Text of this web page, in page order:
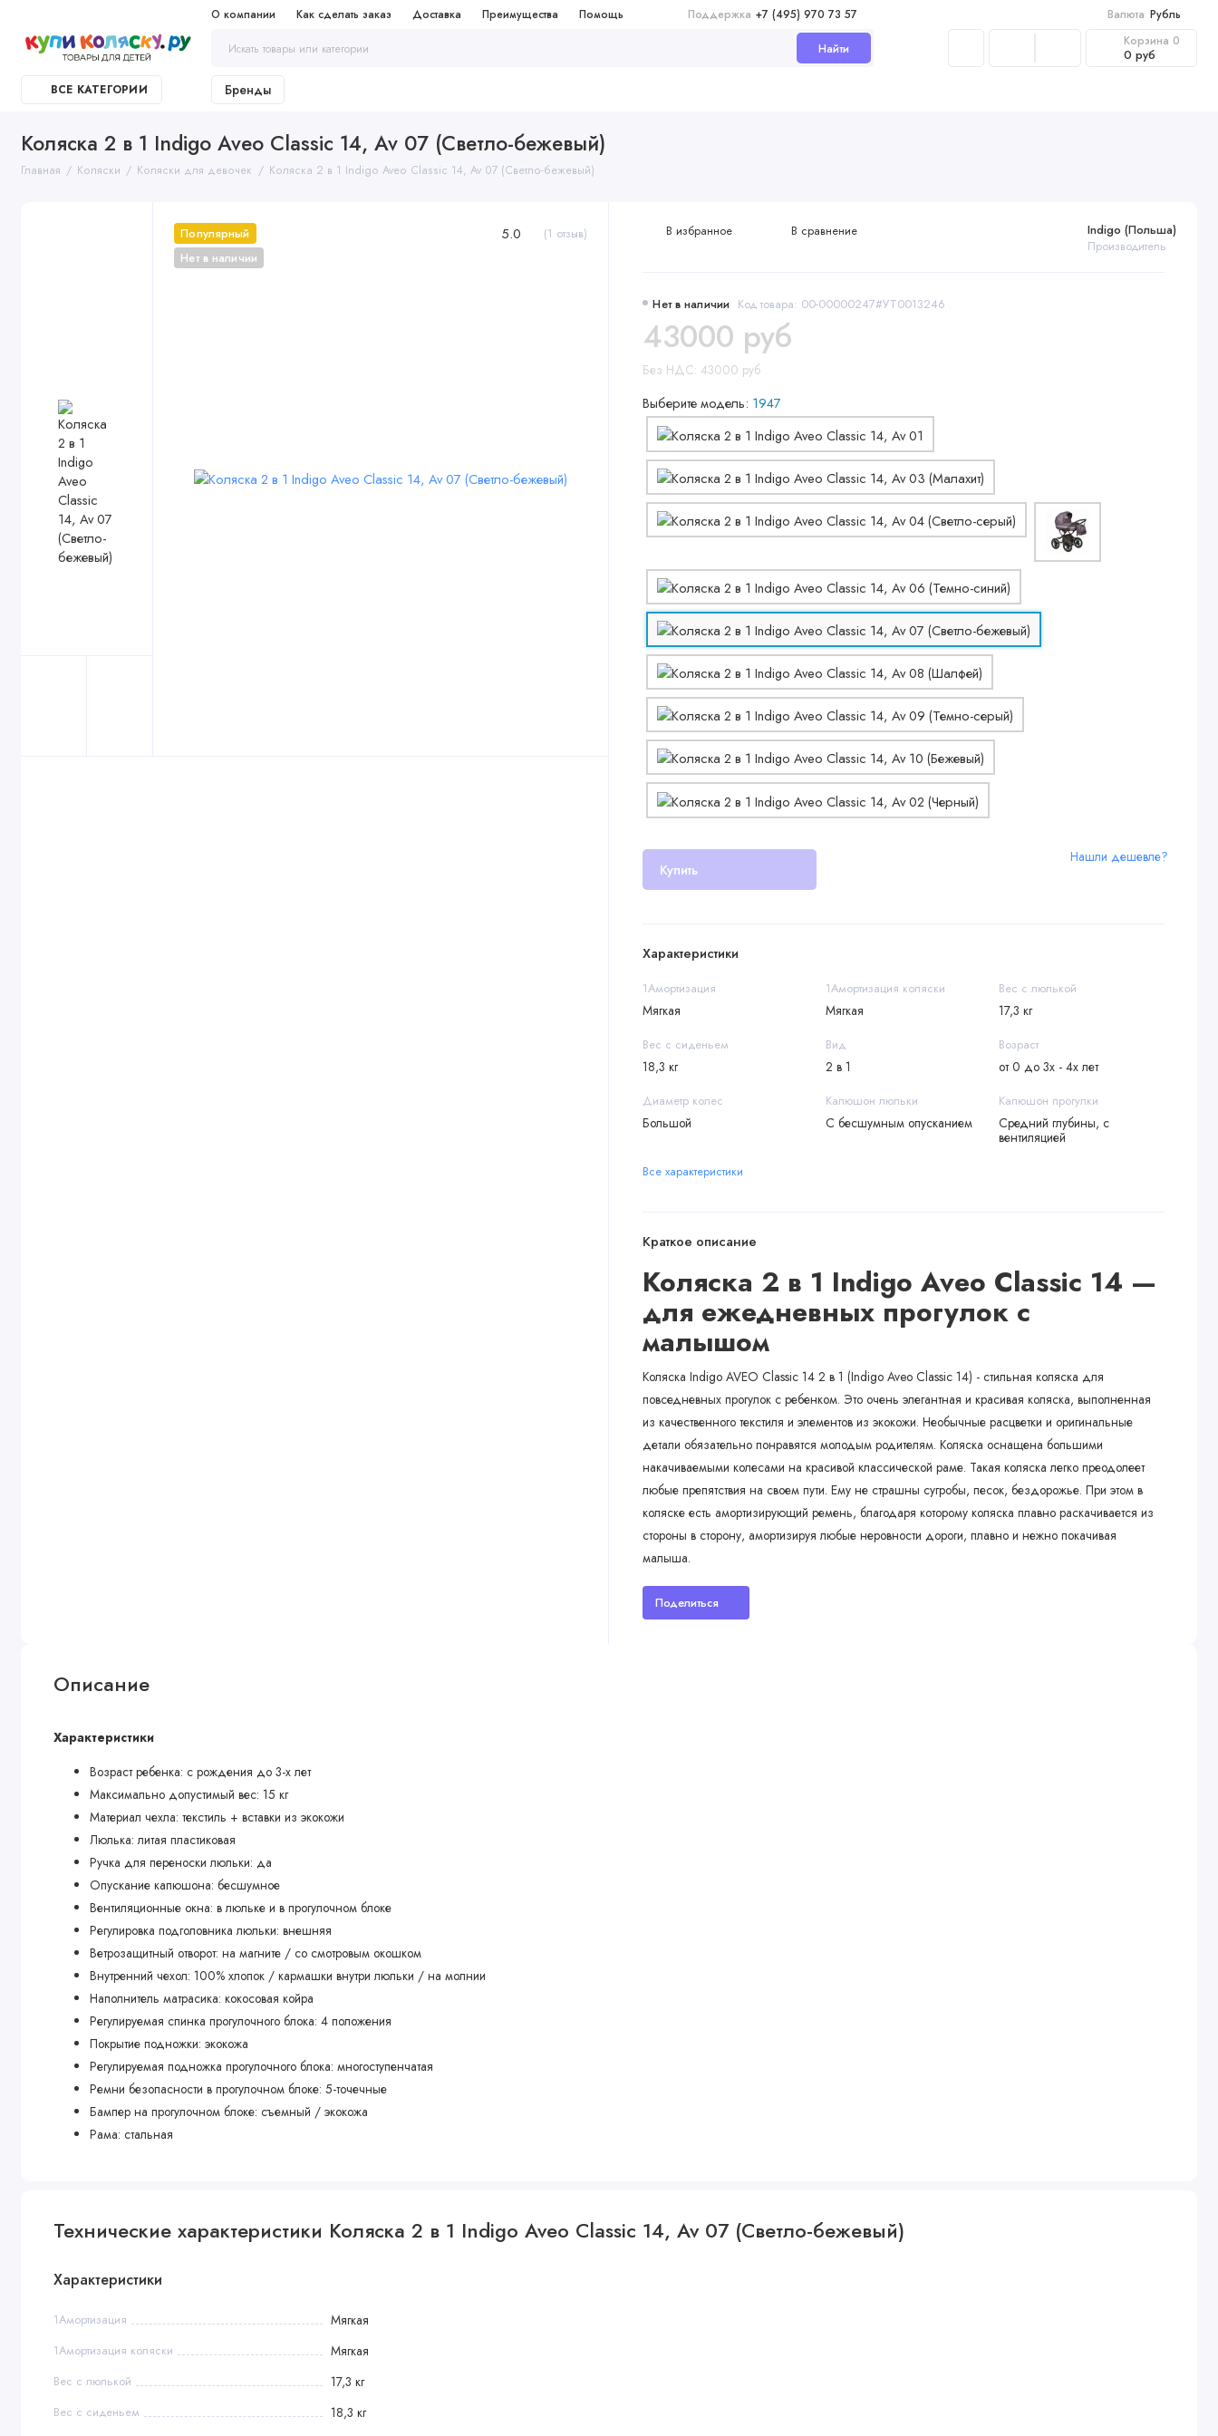
О компании Как сделать заказ Доставка Преимущества Помощь Поддержка +7 (495) 970 73 57 Валюта Рубль
Найти Корзина 0
0 руб
ВСЕ КАТЕГОРИИ Бренды
Коляска 2 в 1 Indigo Aveo Classic 14, Av 07 (Светло-бежевый)
Главная Коляски Коляски для девочек Коляска 2 в 1 Indigo Aveo Classic 14, Av 07 (Светло-бежевый)
Популярный
Нет в наличии
5.0 (1 отзыв)
Нет в наличии Код товара: 00-00000247#УТ0013246
Indigo (Польша)
Производитель
43000 руб
Без НДС: 43000 руб
Выберите модель: 1947
Купить
Нашли дешевле?
В избранное В сравнение
Характеристики
1Амортизация
Мягкая
1Амортизация коляски
Мягкая
Вес с люлькой
17,3 кг
Вес с сиденьем
18,3 кг
Вид
2 в 1
Возраст
от 0 до 3х - 4х лет
Диаметр колес
Большой
Капюшон люльки
С бесшумным опусканием
Капюшон прогулки
Средний глубины, с
вентиляцией
Все характеристики
Краткое описание
Коляска 2 в 1 Indigo Aveo Classic 14 —
для ежедневных прогулок с
малышом
Коляска Indigo AVEO Classic 14 2 в 1 (Indigo Aveo Classic 14) - стильная коляска для
повседневных прогулок с ребенком. Это очень элегантная и красивая коляска, выполненная
из качественного текстиля и элементов из экокожи. Необычные расцветки и оригинальные
детали обязательно понравятся молодым родителям. Коляска оснащена большими
накачиваемыми колесами на красивой классической раме. Такая коляска легко преодолеет
любые препятствия на своем пути. Ему не страшны сугробы, песок, бездорожье. При этом в
коляске есть амортизирующий ремень, благодаря которому коляска плавно раскачивается из
стороны в сторону, амортизируя любые неровности дороги, плавно и нежно покачивая
малыша.
Поделиться
Описание
Характеристики
Возраст ребенка: с рождения до 3-х лет
Максимально допустимый вес: 15 кг
Материал чехла: текстиль + вставки из экокожи
Люлька: литая пластиковая
Ручка для переноски люльки: да
Опускание капюшона: бесшумное
Вентиляционные окна: в люльке и в прогулочном блоке
Регулировка подголовника люльки: внешняя
Ветрозащитный отворот: на магните / со смотровым окошком
Внутренний чехол: 100% хлопок / кармашки внутри люльки / на молнии
Наполнитель матрасика: кокосовая койра
Регулируемая спинка прогулочного блока: 4 положения
Покрытие подножки: экокожа
Регулируемая подножка прогулочного блока: многоступенчатая
Ремни безопасности в прогулочном блоке: 5-точечные
Бампер на прогулочном блоке: съемный / экокожа
Рама: стальная
Тип амортизаторов: ременные
Тип колес: резиновые надувные
Передние колеса: не поворотные
Корзина для багажа: металлическая сетка / текстильная закрытая
В комплекте
Накидка на ноги
Технические характеристики Коляска 2 в 1 Indigo Aveo Classic 14, Av 07 (Светло-бежевый)
Характеристики
1Амортизация Мягкая
1Амортизация коляски Мягкая
Вес с люлькой 17,3 кг
Вес с сиденьем 18,3 кг